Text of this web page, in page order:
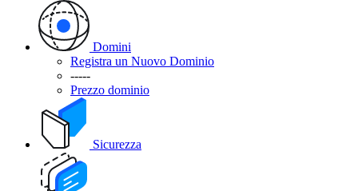
Domini
Registra un Nuovo Dominio
-----
Prezzo dominio
Sicurezza